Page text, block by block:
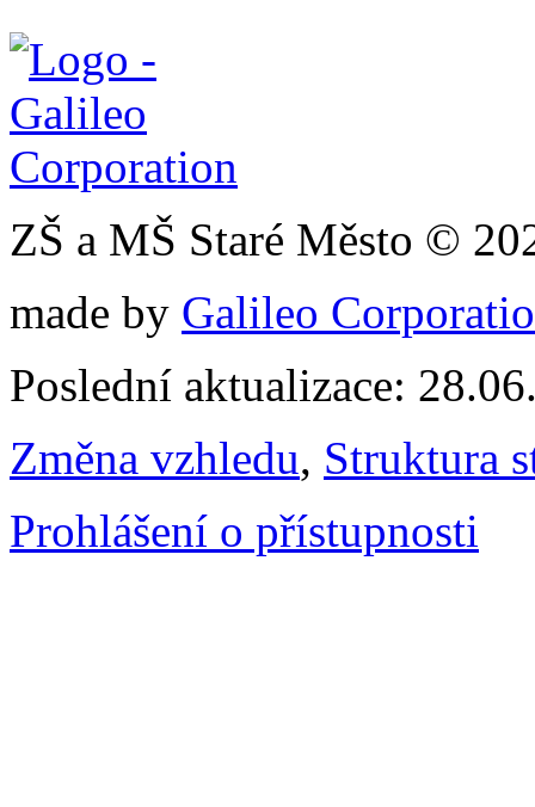
ZŠ a MŠ Staré Město ©
made by Galileo
Poslední aktualizace:
Změna vzhledu, Struktura
Prohlášení o přístupnosti